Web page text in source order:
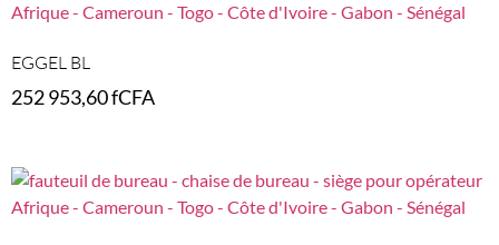
EGGEL BL
252 953,60fCFA